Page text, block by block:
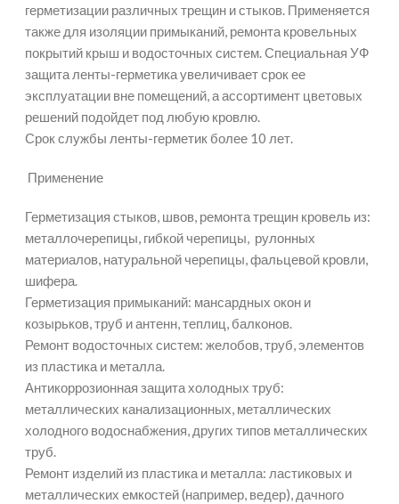
герметизации различных трещин и стыков. Применяется
также для изоляции примыканий, ремонта кровельных
покрытий крыш и водосточных систем. Специальная УФ
защита ленты-герметика увеличивает срок ее
эксплуатации вне помещений, а ассортимент цветовых
решений подойдет под любую кровлю.
Срок службы ленты-герметик более 10 лет.
Применение
Герметизация стыков, швов, ремонта трещин кровель из:
металлочерепицы, гибкой черепицы, рулонных
материалов, натуральной черепицы, фальцевой кровли,
шифера.
Герметизация примыканий: мансардных окон и
козырьков, труб и антенн, теплиц, балконов.
Ремонт водосточных систем: желобов, труб, элементов
из пластика и металла.
Антикоррозионная защита холодных труб:
металлических канализационных, металлических
холодного водоснабжения, других типов металлических
труб.
Ремонт изделий из пластика и металла: ластиковых и
металлических емкостей (например, ведер), дачного